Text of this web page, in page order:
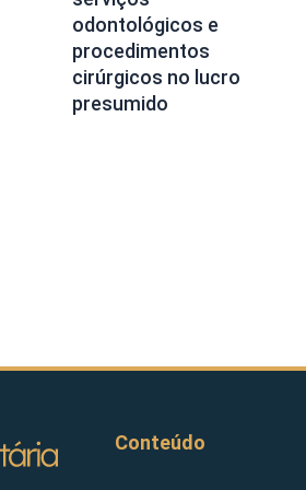
odontológicos e
procedimentos
cirúrgicos no lucro
presumido
Conteúdo